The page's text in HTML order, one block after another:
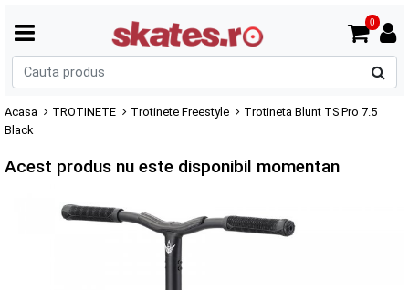
0
Acasa TROTINETE Trotinete Freestyle
Trotineta Blunt TS Pro 7.5
Black
Acest produs nu este disponibil momentan